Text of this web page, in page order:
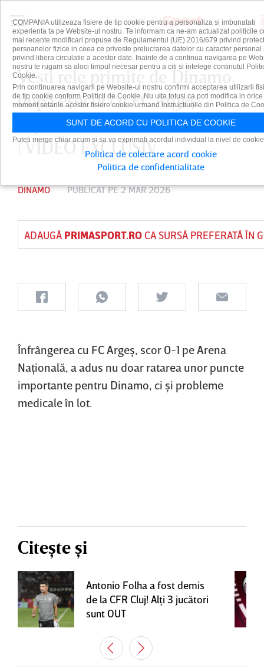
Veşti rele primite de Dinamo,
după eşecul cu FC Argeş:
”Sperăm să nu fie şi tendonul!”
| VIDEO EXCLUSIV
DINAMO PUBLICAT PE 2 MAR 2026
ADAUGĂ PRIMASPORT.ROCA SURSĂ PREFERATĂ ÎN
Înfrângerea cu FC Argeş, scor 0-1 pe Arena
Naţională, a adus nu doar ratarea unor puncte
importante pentru Dinamo, ci şi probleme
medicale în lot.
Citește și
Antonio Folha a fost demis
de la CFR Cluj! Alţi 3 jucători
sunt OUT
COMPANIA utilizeaza fisiere de tip cookie pentru a personaliza si imbunatati
experienta ta pe Website-ul nostru. Te informam ca ne-am actualizat politicile
mai recente modificari propuse de Regulamentul (UE) 2016/679 privind
persoanelor fizice in ceea ce priveste prelucrarea datelor cu caracter personal
privind libera circulatie a acestor date. Inainte de a continua navigarea pe
nostru te rugam sa aloci timpul necesar pentru a citi si intelege continutul
Cookie.
Prin continuarea navigarii pe Website-ul nostru confirmi acceptarea utilizarii
de tip cookie conform Politicii de Cookie. Nu uita totusi ca poti modifica in orice
moment setarile acestor fisiere cookie urmand instructiunile din Politica de
SUNT DE ACORD CU POLITICA DE COOKIE
Puteti merge chiar acum si sa va exprimati acordul individual la nivel de
Politica de colectare acord cookie
Politica de confidentialitate